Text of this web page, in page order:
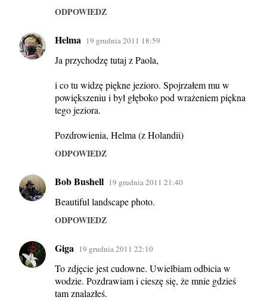
e
ODPOWIEDZ
Helma 19 grudnia 2011 18:59
Ja przychodzę tutaj z Paola,
i co tu widzę piękne jezioro. Spojrzałem mu w
powiększeniu i był głęboko pod wrażeniem piękna
tego jeziora.
Pozdrowienia, Helma (z Holandii)
ODPOWIEDZ
Bob Bushell 19 grudnia 2011 21:40
Beautiful landscape photo.
ODPOWIEDZ
Giga 19 grudnia 2011 22:10
To zdjęcie jest cudowne. Uwielbiam odbicia w
wodzie. Pozdrawiam i cieszę się, że mnie gdzieś
tam znalazłeś.